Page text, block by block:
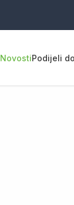
NovostiPodijeli